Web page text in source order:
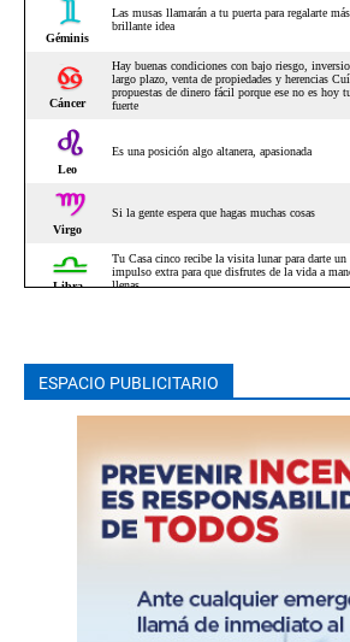
ESPACIO PUBLICITARIO